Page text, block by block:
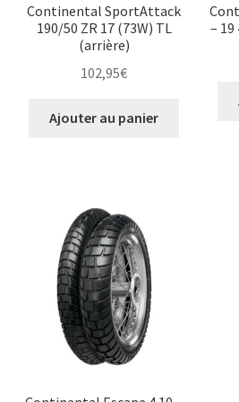
Continental SportAttack
190/50 ZR 17 (73W) TL
(arrière)
102,95€
Ajouter au panier
–